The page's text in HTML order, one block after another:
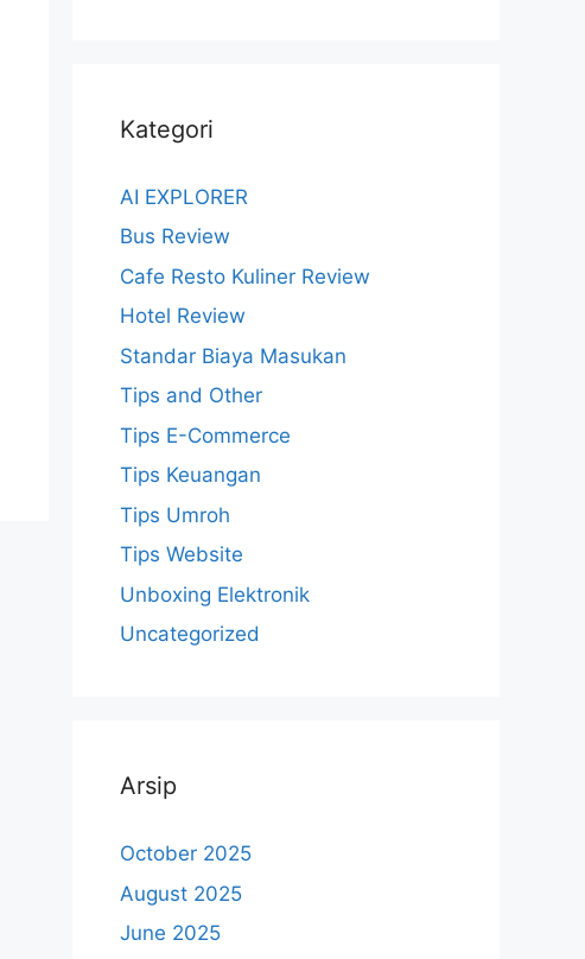
Kategori
AI EXPLORER
Bus Review
Cafe Resto Kuliner Review
Hotel Review
Standar Biaya Masukan
Tips and Other
Tips E-Commerce
Tips Keuangan
Tips Umroh
Tips Website
Unboxing Elektronik
Uncategorized
Arsip
October 2025
August 2025
June 2025